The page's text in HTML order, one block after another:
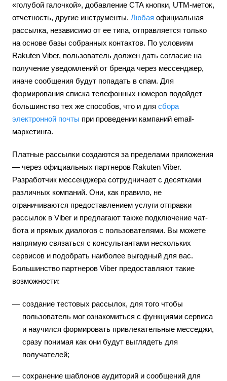
«голубой галочкой», добавление CTA кнопки, UTM-меток,
отчетность, другие инструменты. Любая официальная
рассылка, независимо от ее типа, отправляется только
на основе базы собранных контактов. По условиям
Rakuten Viber, пользователь должен дать согласие на
получение уведомлений от бренда через мессенджер,
иначе сообщения будут попадать в спам. Для
формирования списка телефонных номеров подойдет
большинство тех же способов, что и для сбора
электронной почты при проведении кампаний email-
маркетинга.
Платные рассылки создаются за пределами приложения
— через официальных партнеров Rakuten Viber.
Разработчик мессенджера сотрудничает с десятками
различных компаний. Они, как правило, не
ограничиваются предоставлением услуги отправки
рассылок в Viber и предлагают также подключение чат-
бота и прямых диалогов с пользователями. Вы можете
напрямую связаться с консультантами нескольких
сервисов и подобрать наиболее выгодный для вас.
Большинство партнеров Viber предоставляют такие
возможности:
создание тестовых рассылок, для того чтобы
пользователь мог ознакомиться с функциями сервиса
и научился формировать привлекательные месседжи,
сразу понимая как они будут выглядеть для
получателей;
сохранение шаблонов аудиторий и сообщений для